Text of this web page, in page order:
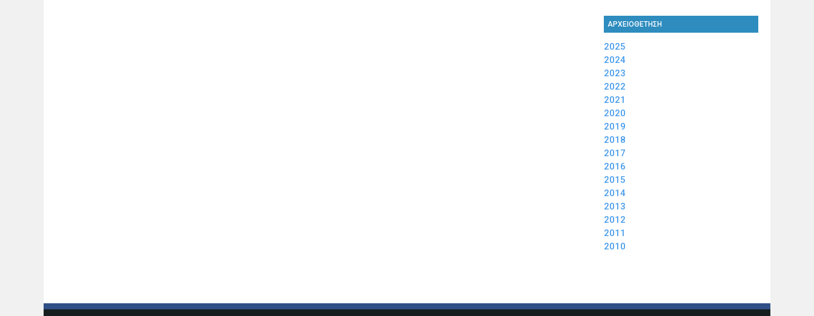
ΑΡΧΕΙΟΘΕΤΗΣΗ
2025
2024
2023
2022
2021
2020
2019
2018
2017
2016
2015
2014
2013
2012
2011
2010